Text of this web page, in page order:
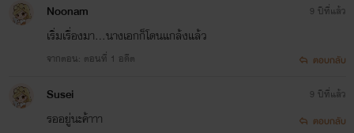
Noonam
เริ่มเรื่องมา...นางเอกก็โดนแกล้งแล้ว
จากตอน: ตอนที่ 1 อดีต
9 ปีที่แล้ว
ตอบกลับ
Susei
รออยู่นะค้าาา
9 ปีที่แล้ว
ตอบกลับ